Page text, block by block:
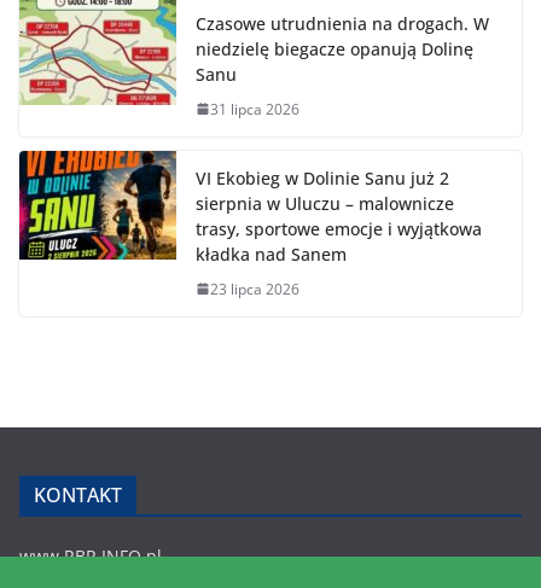
Czasowe utrudnienia na drogach. W
niedzielę biegacze opanują Dolinę
Sanu
31 lipca 2026
VI Ekobieg w Dolinie Sanu już 2
sierpnia w Uluczu – malownicze
trasy, sportowe emocje i wyjątkowa
kładka nad Sanem
23 lipca 2026
KONTAKT
www.RBR.INFO.pl